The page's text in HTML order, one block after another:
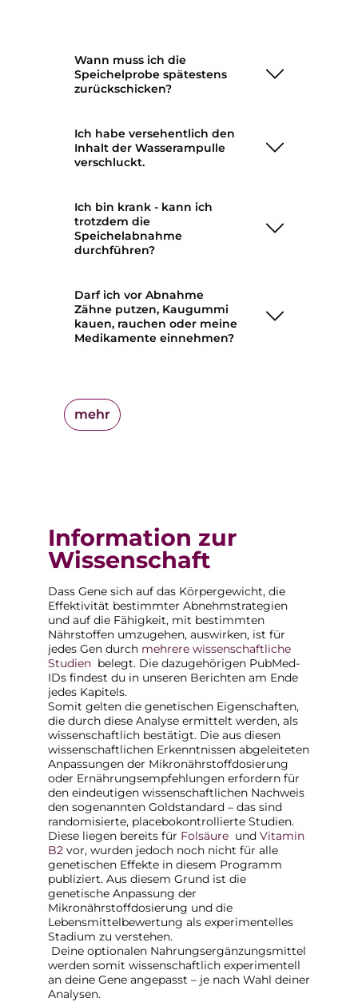
Wann muss ich die
Speichelprobe spätestens
zurückschicken?
Ich habe versehentlich den
Inhalt der Wasserampulle
verschluckt.
Ich bin krank - kann ich
trotzdem die
Speichelabnahme
durchführen?
Darf ich vor Abnahme
Zähne putzen, Kaugummi
kauen, rauchen oder meine
Medikamente einnehmen?
mehr
Information zur
Wissenschaft
Dass Gene sich auf das Körpergewicht, die
Effektivität bestimmter Abnehmstrategien
und auf die Fähigkeit, mit bestimmten
Nährstoffen umzugehen, auswirken, ist für
jedes Gen durch mehrere wissenschaftliche
Studien belegt. Die dazugehörigen PubMed-
IDs findest du in unseren Berichten am Ende
jedes Kapitels.
Somit gelten die genetischen Eigenschaften,
die durch diese Analyse ermittelt werden, als
wissenschaftlich bestätigt. Die aus diesen
wissenschaftlichen Erkenntnissen abgeleiteten
Anpassungen der Mikronährstoffdosierung
oder Ernährungsempfehlungen erfordern für
den eindeutigen wissenschaftlichen Nachweis
den sogenannten Goldstandard – das sind
randomisierte, placebokontrollierte Studien.
Diese liegen bereits für Folsäure und Vitamin
B2 vor, wurden jedoch noch nicht für alle
genetischen Effekte in diesem Programm
publiziert. Aus diesem Grund ist die
genetische Anpassung der
Mikronährstoffdosierung und die
Lebensmittelbewertung als experimentelles
Stadium zu verstehen.
Deine optionalen Nahrungsergänzungsmittel
werden somit wissenschaftlich experimentell
an deine Gene angepasst – je nach Wahl deiner
Analysen.